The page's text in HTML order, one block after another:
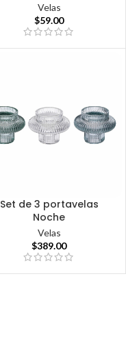
Velas
$59.00
Set de 3 portavelas
Noche
Velas
$389.00